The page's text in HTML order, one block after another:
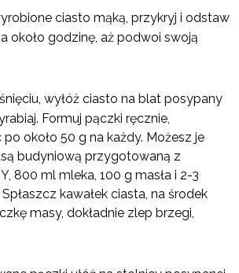
ciasto mąką, przykryj i odstaw
około godzinę, aż podwoi swoją
wyłóż ciasto na blat posypany
Formuj pączki ręcznie,
około 50 g na każdy. Możesz je
budyniową przygotowaną z
800 ml mleka, 100 g masła i 2-3
kawałek ciasta, na środek
masy, dokładnie zlep brzegi,